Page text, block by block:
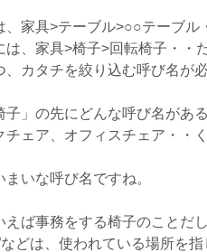
、家具>テーブル>○○テーブル
は、家具>椅子>回転椅子・・
カタチを絞り込む呼び名が
」の先にどんな呼び名があ
チェア、オフィスチェア・・
いな呼び名ですね。
えば事務をする椅子のことだ
どは、使われている場所を指